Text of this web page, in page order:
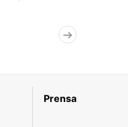
Prensa